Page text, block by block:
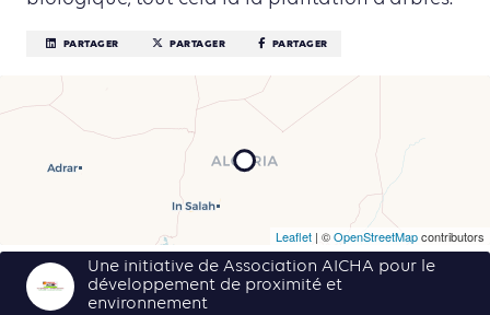
PARTAGER PARTAGER PARTAGER
Leaflet | ©OpenStreetMapcontributors
Une initiative de Association AICHA pour le
développement de proximité et
environnement